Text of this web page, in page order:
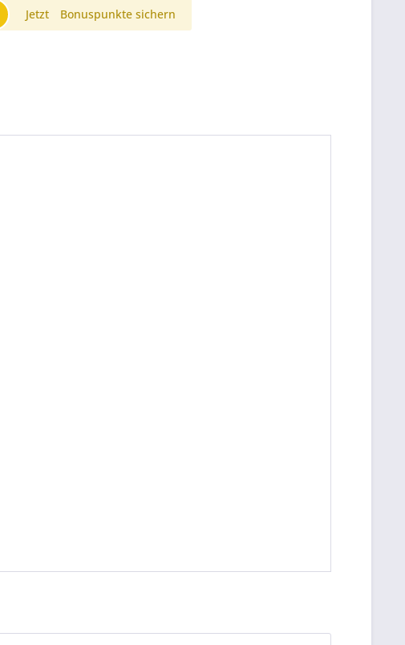
Jetzt Bonuspunkte sichern